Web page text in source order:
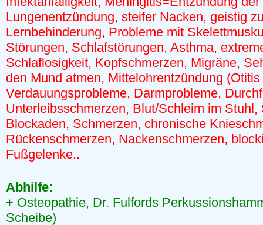
Lungenentzündung, steifer Nacken, geistig
Lernbehinderung, Probleme mit
Störungen, Schlafstörungen, Asthma,
Schlaflosigkeit, Kopfschmerzen, Migräne,
den Mund atmen, Mittelohrentzündung
Verdauungsprobleme, Darmprobleme,
Unterleibsschmerzen, Blut/Schleim im Stuhl,
Blockaden, Schmerzen, chronische
Rückenschmerzen, Nackenschmerzen,
Fußgelenke..
Abhilfe:
+ Osteopathie, Dr. Fulfords
Scheibe)